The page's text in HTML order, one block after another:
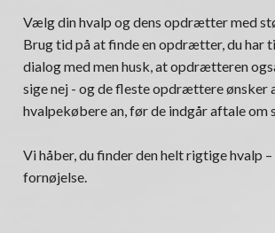
Vælg din hvalp og dens opdrætter med
Brug tid på at finde en opdrætter, du har
dialog med men husk, at opdrætteren
sige nej - og de fleste opdrættere ønsker
hvalpekøbere an, før de indgår aftale om
Vi håber, du finder den helt rigtige hvalp
fornøjelse.